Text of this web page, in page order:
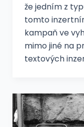
že jedním z
tomto
kampaň ve
mimo jiné na
textových